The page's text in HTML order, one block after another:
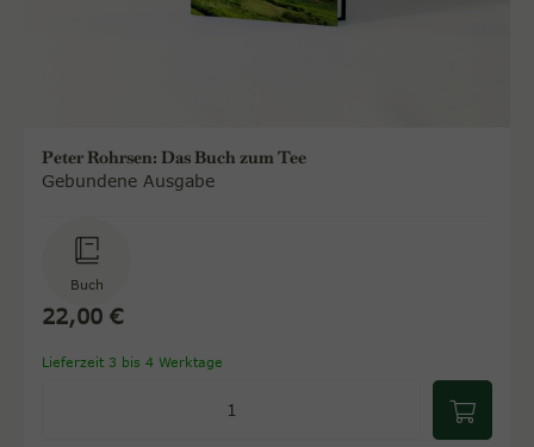
Peter Rohrsen: Das Buch zum Tee
Gebundene Ausgabe
Buch
22,00 €
Lieferzeit 3 bis 4 Werktage